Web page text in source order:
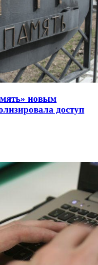
новым
доступ